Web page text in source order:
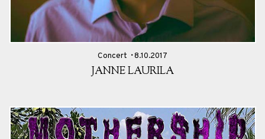
Concert 8.10.2017
JANNE LAURILA